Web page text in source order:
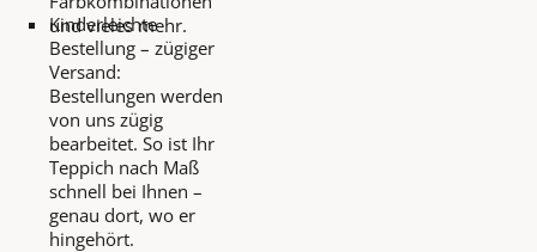
und vieles mehr.
Kinderleichte
Bestellung – zügiger
Versand:
Bestellungen werden
von uns zügig
bearbeitet. So ist Ihr
Teppich nach Maß
schnell bei Ihnen –
genau dort, wo er
hingehört.